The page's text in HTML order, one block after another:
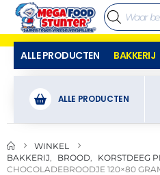
ALLE PRODUCTEN BAKKERIJ
ALLE PRODUCTEN
WINKEL
BAKKERIJ
BROOD
KORSTDEEG
CHOCOLADEBROODJE 120×80